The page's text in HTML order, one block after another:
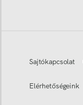
Sajtókapcsolat
Elérhetőségeink